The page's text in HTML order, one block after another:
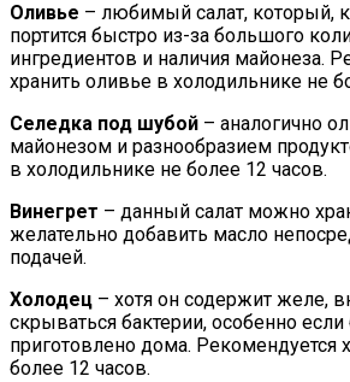
Оливье – любимый салат, который,
портится быстро из-за большого
ингредиентов и наличия майонеза.
хранить оливье в холодильнике не
Селедка под шубой – аналогично
майонезом и разнообразием
в холодильнике не более 12 часов.
Винегрет – данный салат можно
желательно добавить масло
подачей.
Холодец – хотя он содержит желе,
скрываться бактерии, особенно
приготовлено дома. Рекомендуется
более 12 часов.